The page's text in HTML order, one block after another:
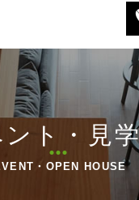
ント・見
・OPEN HOUSE